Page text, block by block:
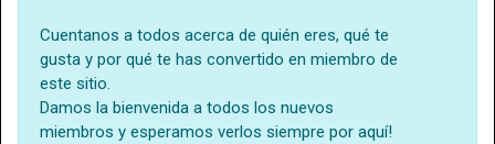
Cuentanos a todos acerca de quién eres, qué te
gusta y por qué te has convertido en miembro de
este sitio.
Damos la bienvenida a todos los nuevos
miembros y esperamos verlos siempre por aquí!